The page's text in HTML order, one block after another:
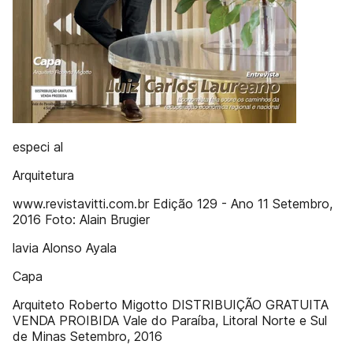
especi al
Arquitetura
www.revistavitti.com.br Edição 129 - Ano 11 Setembro,
2016 Foto: Alain Brugier
lavia Alonso Ayala
Capa
Arquiteto Roberto Migotto DISTRIBUIÇÃO GRATUITA
VENDA PROIBIDA Vale do Paraíba, Litoral Norte e Sul
de Minas Setembro, 2016